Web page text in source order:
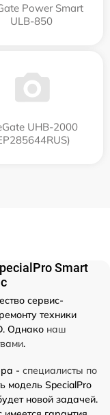
Power Smart
ULB-850
UHB-2000
Smart
сервис-
техники
Однако наш
.
- специалисты по
модель SpecialPro
новой задачей.